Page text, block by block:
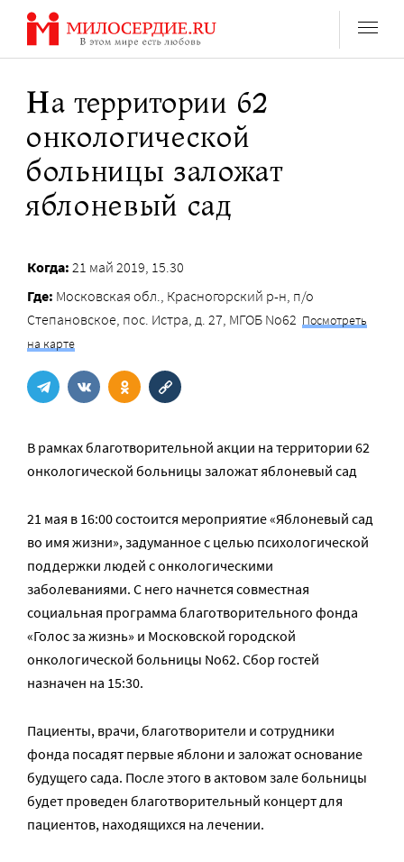
Перейти
содержанию
На территории 62
онкологической
больницы заложат
яблоневый сад
Когда: 21 май 2019, 15.30
Где: Московская обл., Красногорский р-н, п/о
Степановское, пос. Истра, д. 27, МГОБ No62 Посмотреть
на карте
В рамках благотворительной акции на территории 62
онкологической больницы заложат яблоневый сад
21 мая в 16:00 состоится мероприятие «Яблоневый сад
во имя жизни», задуманное с целью психологической
поддержки людей с онкологическими
заболеваниями. С него начнется совместная
социальная программа благотворительного фонда
«Голос за жизнь» и Московской городской
онкологической больницы No62. Сбор гостей
назначен на 15:30.
Пациенты, врачи, благотворители и сотрудники
фонда посадят первые яблони и заложат основание
будущего сада. После этого в актовом зале больницы
будет проведен благотворительный концерт для
пациентов, находящихся на лечении.